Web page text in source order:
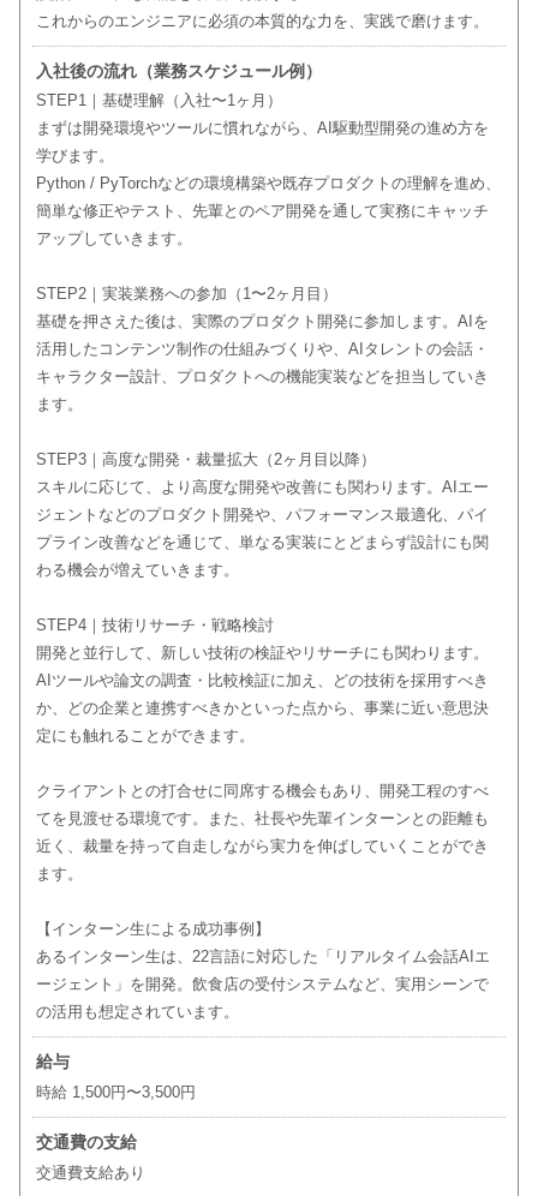
これからのエンジニアに必須の本質的な力を、実践で磨けます。
入社後の流れ（業務スケジュール例）
STEP1｜基礎理解（入社〜1ヶ月）
まずは開発環境やツールに慣れながら、AI駆動型開発の進め方を
学びます。
Python / PyTorchなどの環境構築や既存プロダクトの理解を進め、
簡単な修正やテスト、先輩とのペア開発を通して実務にキャッチ
アップしていきます。
STEP2｜実装業務への参加（1〜2ヶ月目）
基礎を押さえた後は、実際のプロダクト開発に参加します。AIを
活用したコンテンツ制作の仕組みづくりや、AIタレントの会話・
キャラクター設計、プロダクトへの機能実装などを担当していき
ます。
STEP3｜高度な開発・裁量拡大（2ヶ月目以降）
スキルに応じて、より高度な開発や改善にも関わります。AIエー
ジェントなどのプロダクト開発や、パフォーマンス最適化、パイ
プライン改善などを通じて、単なる実装にとどまらず設計にも関
わる機会が増えていきます。
STEP4｜技術リサーチ・戦略検討
開発と並行して、新しい技術の検証やリサーチにも関わります。
AIツールや論文の調査・比較検証に加え、どの技術を採用すべき
か、どの企業と連携すべきかといった点から、事業に近い意思決
定にも触れることができます。
クライアントとの打合せに同席する機会もあり、開発工程のすべ
てを見渡せる環境です。また、社長や先輩インターンとの距離も
近く、裁量を持って自走しながら実力を伸ばしていくことができ
ます。
【インターン生による成功事例】
あるインターン生は、22言語に対応した「リアルタイム会話AIエ
ージェント」を開発。飲食店の受付システムなど、実用シーンで
の活用も想定されています。
給与
時給 1,500円〜3,500円
交通費の支給
交通費支給あり